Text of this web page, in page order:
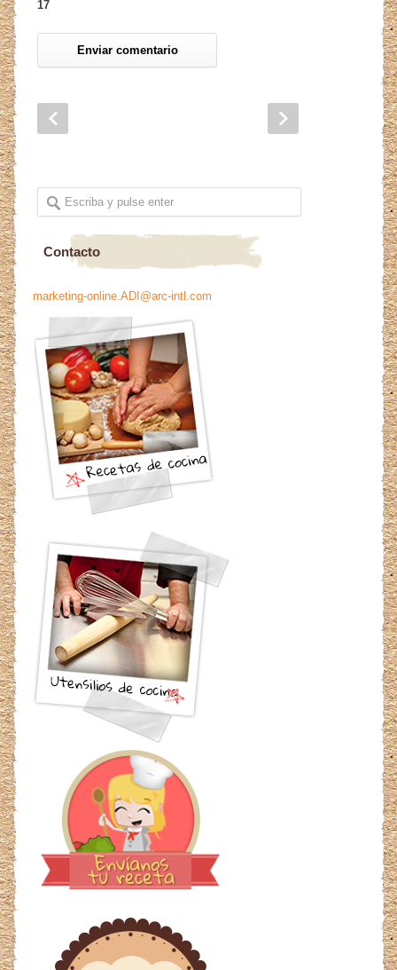
17
Contacto
marketing-online.ADI@arc-intl.com